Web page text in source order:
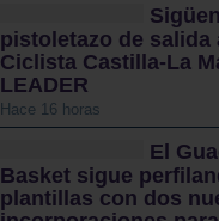
pistoletazo de salida
Ciclista Castilla-La
LEADER
Hace 16 horas
El
Basket sigue
plantillas con dos